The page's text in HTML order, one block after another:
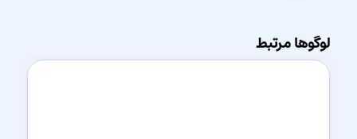
لوگوها مرتبط